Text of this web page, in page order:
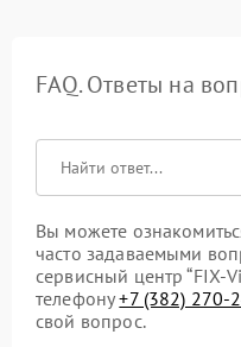
FAQ. Ответы на
Вы можете
часто задаваемыми
сервисный центр “FIX-
телефону+7 (382) 270-
свой вопрос.